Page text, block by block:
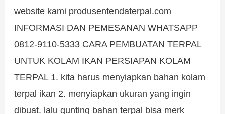
website kami produsentendaterpal.com
INFORMASI DAN PEMESANAN WHATSAPP
0812-9110-5333 CARA PEMBUATAN TERPAL
UNTUK KOLAM IKAN PERSIAPAN KOLAM
TERPAL 1. kita harus menyiapkan bahan kolam
terpal ikan 2. menyiapkan ukuran yang ingin
dibuat. lalu gunting bahan terpal bisa merk